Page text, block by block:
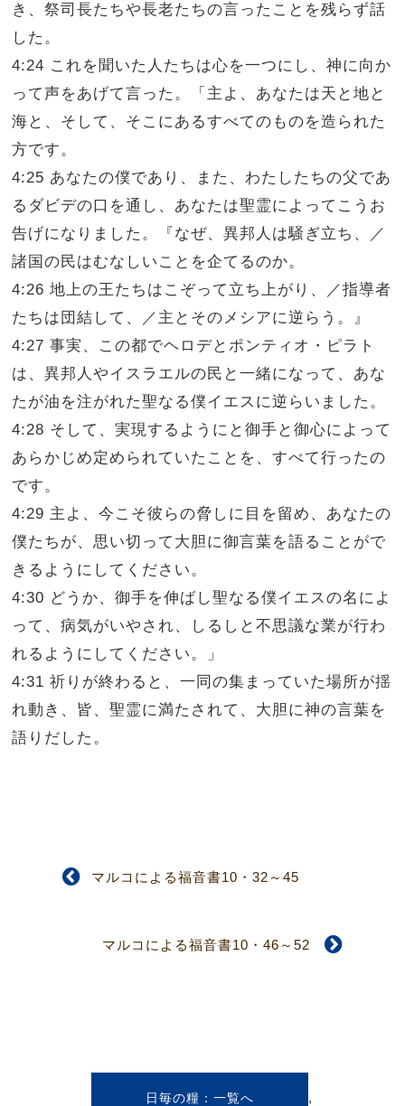
き、祭司長たちや長老たちの言ったことを残らず話
した。
4:24 これを聞いた人たちは心を一つにし、神に向か
って声をあげて言った。「主よ、あなたは天と地と
海と、そして、そこにあるすべてのものを造られた
方です。
4:25 あなたの僕であり、また、わたしたちの父であ
るダビデの口を通し、あなたは聖霊によってこうお
告げになりました。『なぜ、異邦人は騒ぎ立ち、／
諸国の民はむなしいことを企てるのか。
4:26 地上の王たちはこぞって立ち上がり、／指導者
たちは団結して、／主とそのメシアに逆らう。』
4:27 事実、この都でヘロデとポンティオ・ピラト
は、異邦人やイスラエルの民と一緒になって、あな
たが油を注がれた聖なる僕イエスに逆らいました。
4:28 そして、実現するようにと御手と御心によって
あらかじめ定められていたことを、すべて行ったの
です。
4:29 主よ、今こそ彼らの脅しに目を留め、あなたの
僕たちが、思い切って大胆に御言葉を語ることがで
きるようにしてください。
4:30 どうか、御手を伸ばし聖なる僕イエスの名によ
って、病気がいやされ、しるしと不思議な業が行わ
れるようにしてください。」
4:31 祈りが終わると、一同の集まっていた場所が揺
れ動き、皆、聖霊に満たされて、大胆に神の言葉を
語りだした。
マルコによる福音書10・32～45
マルコによる福音書10・46～52
日毎の糧 ,